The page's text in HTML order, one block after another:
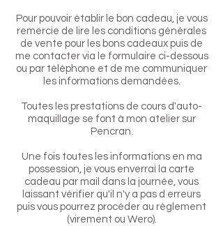
Pour pouvoir établir le bon cadeau, je vous
remercie de lire les conditions générales
de vente pour les bons cadeaux puis de
me contacter via le formulaire ci-dessous
ou par téléphone et de me communiquer
les informations demandées.
Toutes les prestations de cours d'auto-
maquillage se font à mon atelier sur
Pencran.
Une fois toutes les informations en ma
possession, je vous enverrai la carte
cadeau par mail dans la journée, vous
laissant vérifier qu'il n'y a pas d erreurs
puis vous pourrez procéder au règlement
(virement ou Wero).